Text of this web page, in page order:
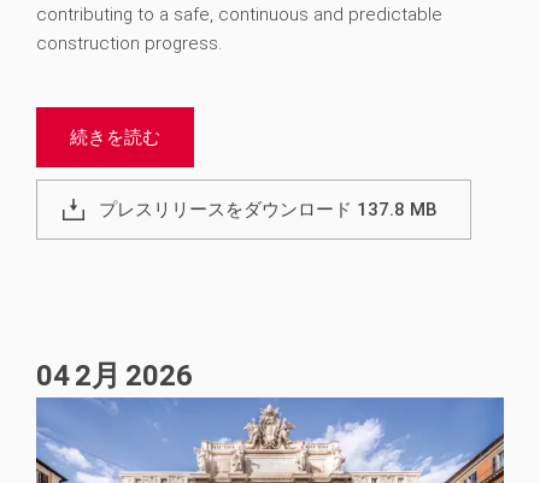
contributing to a safe, continuous and predictable
construction progress.
続きを読む
プレスリリースをダウンロード 137.8 MB
042月 2026